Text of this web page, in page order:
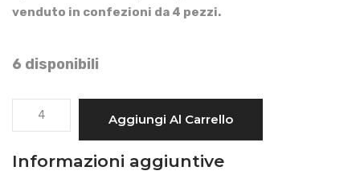
venduto in confezioni da 4 pezzi.
6 disponibili
CANDELA
ACCENSIONE
FLR8LD+U
Aggiungi Al Carrello
Informazioni aggiuntive